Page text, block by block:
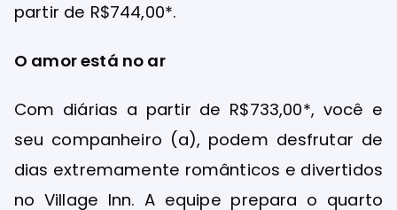
partir de R$744,00*.
O amor está no ar
Com diárias a partir de R$733,00*, você e
seu companheiro (a), podem desfrutar de
dias extremamente românticos e divertidos
no Village Inn. A equipe prepara o quarto